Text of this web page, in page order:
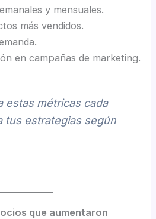
y mensuales.
más vendidos.
en campañas de marketing.
estas métricas cada
tus estrategias según
que aumentaron